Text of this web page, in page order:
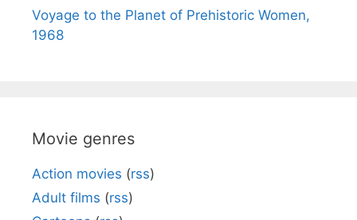
Voyage to the Planet of Prehistoric Women,
1968
Movie genres
Action movies (rss)
Adult films (rss)